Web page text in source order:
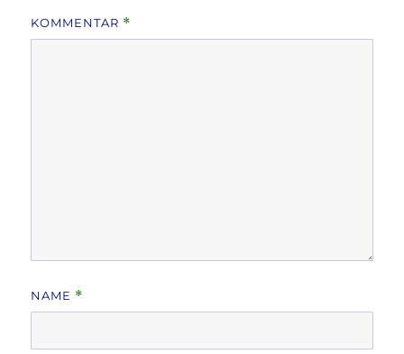
KOMMENTAR *
NAME *